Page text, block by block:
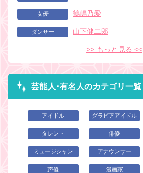
女優 鶴嶋乃愛
ダンサー 山下健二郎
>> もっと見る <<
芸能人･有名人のカテゴリ一覧
アイドル グラビアアイドル
タレント 俳優
ミュージシャン アナウンサー
声優 漫画家